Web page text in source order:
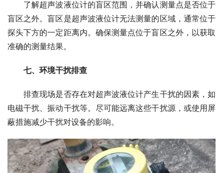
了解超声波液位计的盲区范围，并确认测量点是否位于
盲区之外。盲区是超声波液位计无法测量的区域，通常位于
探头下方的一定距离内。确保测量点位于盲区之外，以获取
准确的测量结果。
七、环境干扰排查
排查现场是否存在对超声波液位计产生干扰的因素，如
电磁干扰、振动干扰等。尽可能远离这些干扰源，或使用屏
蔽措施减少干扰对设备的影响。